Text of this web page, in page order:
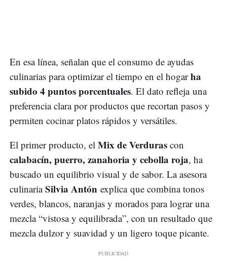
En esa línea, señalan que el consumo de ayudas
culinarias para optimizar el tiempo en el hogarha
subido 4 puntos porcentuales. El dato refleja una
preferencia clara por productos que recortan pasos y
permiten cocinar platos rápidos y versátiles.
El primer producto, el Mix de Verduras con
calabacín, puerro, zanahoria y cebolla roja, ha
buscado un equilibrio visual y de sabor. La asesora
culinariaSilvia Antón explica que combina tonos
verdes, blancos, naranjas y morados para lograr una
mezcla “vistosa y equilibrada”, con un resultado que
mezcla dulzor y suavidad y un ligero toque picante.